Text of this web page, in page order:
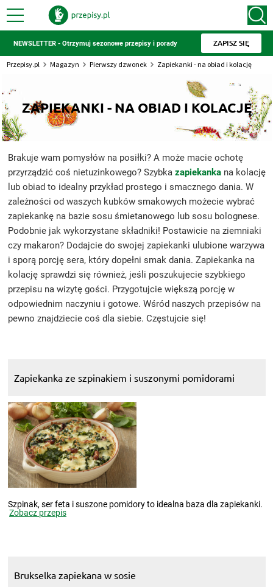
NEWSLETTER - Otrzymuj sezonowe przepisy i porady ZAPISZ SIĘ
Przepisy.pl Magazyn Pierwszy dzwonek Zapiekanki - na obiad i kolację
ZAPIEKANKI - NA OBIAD I KOLACJĘ
Brakuje wam pomysłów na posiłki? A może macie ochotę
przyrządzić coś nietuzinkowego? Szybka zapiekankana kolację
lub obiad to idealny przykład prostego i smacznego dania. W
zależności od waszych kubków smakowych możecie wybrać
zapiekankę na bazie sosu śmietanowego lub sosu bolognese.
Podobnie jak wykorzystane składniki! Postawicie na ziemniaki
czy makaron? Dodajcie do swojej zapiekanki ulubione warzywa
i sporą porcję sera, który dopełni smak dania. Zapiekanka na
kolację sprawdzi się również, jeśli poszukujecie szybkiego
przepisu na wizytę gości. Przygotujcie większą porcję w
odpowiednim naczyniu i gotowe. Wśród naszych przepisów na
pewno znajdziecie coś dla siebie. Częstujcie się!
Zapiekanka ze szpinakiem i suszonymi pomidorami
Szpinak, ser feta i suszone pomidory to idealna baza dla zapiekanki.
Zobacz przepis
Brukselka zapiekana w sosie